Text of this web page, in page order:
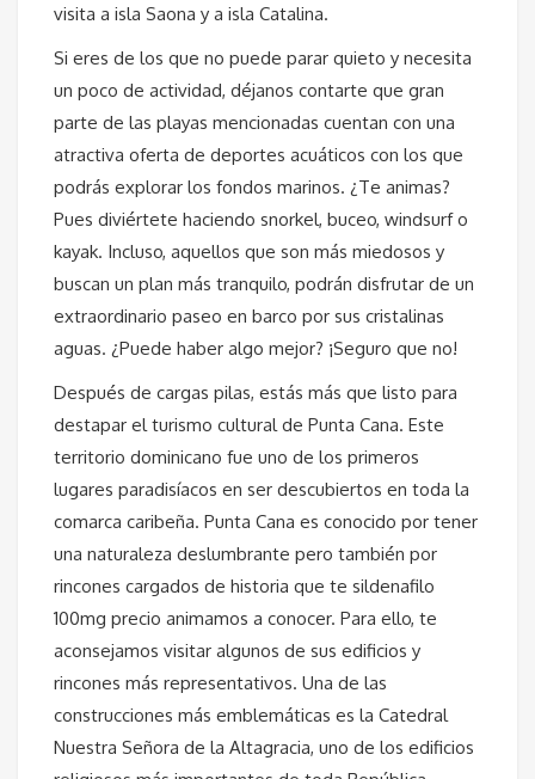
visita a isla Saona y a isla Catalina.
Si eres de los que no puede parar quieto y necesita
un poco de actividad, déjanos contarte que gran
parte de las playas mencionadas cuentan con una
atractiva oferta de deportes acuáticos con los que
podrás explorar los fondos marinos. ¿Te animas?
Pues diviértete haciendo snorkel, buceo, windsurf o
kayak. Incluso, aquellos que son más miedosos y
buscan un plan más tranquilo, podrán disfrutar de un
extraordinario paseo en barco por sus cristalinas
aguas. ¿Puede haber algo mejor? ¡Seguro que no!
Después de cargas pilas, estás más que listo para
destapar el turismo cultural de Punta Cana. Este
territorio dominicano fue uno de los primeros
lugares paradisíacos en ser descubiertos en toda la
comarca caribeña. Punta Cana es conocido por tener
una naturaleza deslumbrante pero también por
rincones cargados de historia que te sildenafilo
100mg precio animamos a conocer. Para ello, te
aconsejamos visitar algunos de sus edificios y
rincones más representativos. Una de las
construcciones más emblemáticas es la Catedral
Nuestra Señora de la Altagracia, uno de los edificios